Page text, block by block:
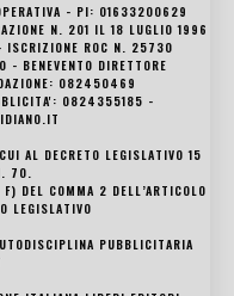
- PI: 01633200629
N. 201 IL 18 LUGLIO 1996
ISCRIZIONE ROC N. 25730
- BENEVENTO DIRETTORE
082450469
0824355185 -
AL DECRETO LEGISLATIVO 15
70.
DEL COMMA 2 DELL’ARTICOLO
LEGISLATIVO
PUBBLICITARIA